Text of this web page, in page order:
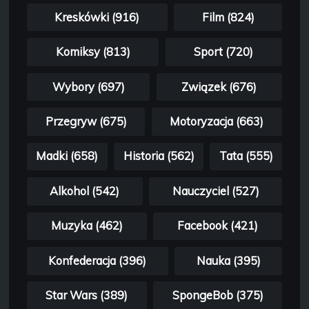
Kreskówki (916) Film (824)
Komiksy (813) Sport (720)
Wybory (697) Związek (676)
Przegryw (675) Motoryzacja (663)
Madki (658) Historia (562) Tata (555)
Alkohol (542) Nauczyciel (527)
Muzyka (462) Facebook (421)
Konfederacja (396) Nauka (395)
Star Wars (389) SpongeBob (375)